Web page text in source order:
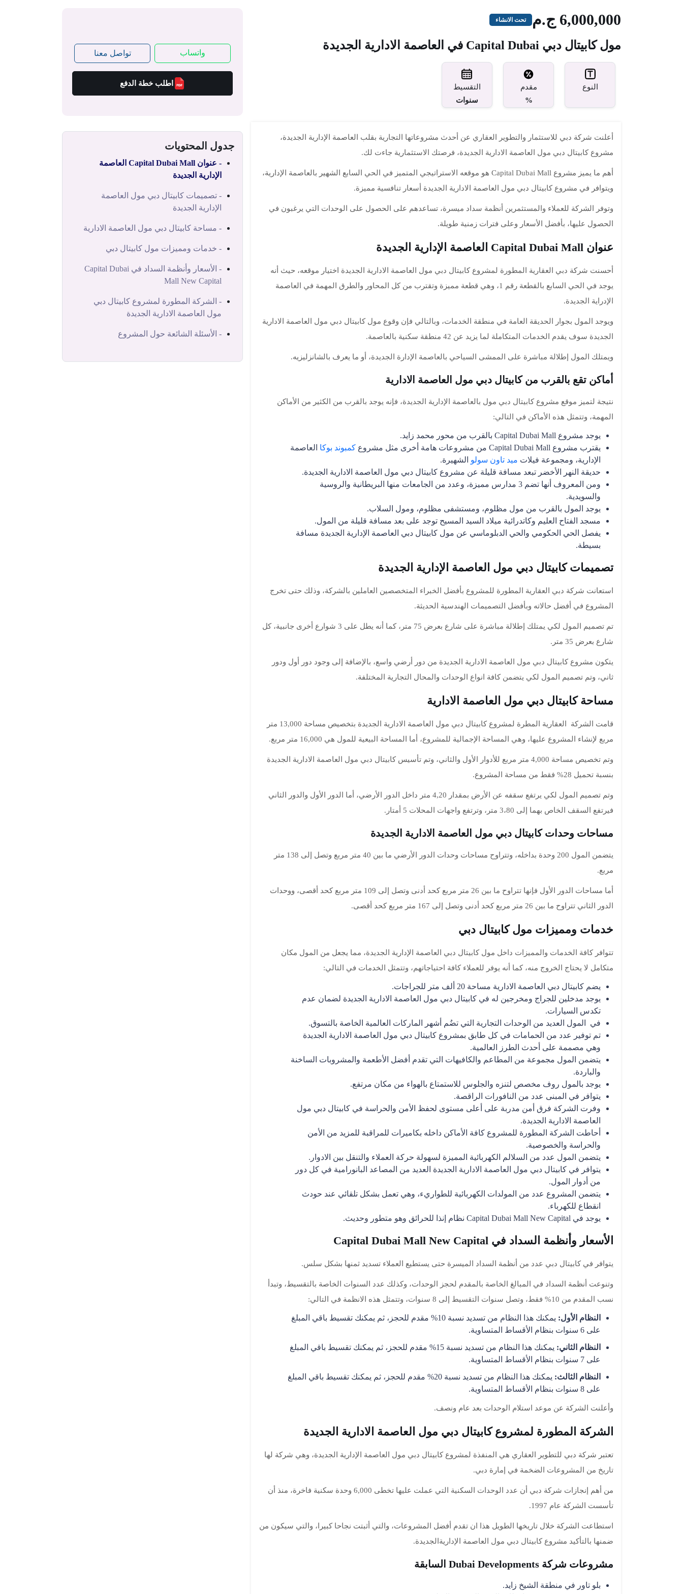
6,000,000 ج.م تحت الانشاء
مول كابيتال دبي Capital Dubai في العاصمة الادارية الجديدة
النوع
مقدم
%
التقسيط
سنوات
أعلنت شركة دبي للاستثمار والتطوير العقاري عن أحدث مشروعاتها التجارية بقلب العاصمة الإدارية الجديدة،
مشروع كابيتال دبي مول العاصمة الادارية الجديدة، فرصتك الاستثمارية جاءت لك.
أهم ما يميز مشروع Capital Dubai Mall هو موقعه الاستراتيجي المتميز في الحي السابع الشهير بالعاصمة الإدارية،
ويتوافر في مشروع كابيتال دبي مول العاصمة الادارية الجديدة أسعار تنافسية مميزة.
وتوفر الشركة للعملاء والمستثمرين أنظمة سداد ميسرة، تساعدهم على الحصول على الوحدات التي يرغبون في
الحصول عليها، بأفضل الأسعار وعلى فترات زمنية طويلة.
عنوان Capital Dubai Mall العاصمة الإدارية الجديدة
أحسنت شركة دبي العقارية المطورة لمشروع كابيتال دبي مول العاصمة الادارية الجديدة اختيار موقعه، حيث أنه
يوجد في الحي السابع بالقطعة رقم 1، وهي قطعة مميزة وتقترب من كل المحاور والطرق المهمة في العاصمة
الإدراية الجديدة.
ويوجد المول بجوار الحديقة العامة في منطقة الخدمات، وبالتالي فإن وقوع مول كابيتال دبي مول العاصمة الادارية
الجديدة سوف يقدم الخدمات المتكاملة لما يزيد عن 42 منطقة سكنية بالعاصمة.
ويمتلك المول إطلالة مباشرة على الممشى السياحي بالعاصمة الإدارة الجديدة، أو ما يعرف بالشانزليزيه.
أماكن تقع بالقرب من كابيتال دبي مول العاصمة الادارية
نتيجة لتميز موقع مشروع كابيتال دبي مول بالعاصمة الإدارية الجديدة، فإنه يوجد بالقرب من الكثير من الأماكن
المهمة، وتتمثل هذه الأماكن في التالي:
يوجد مشروع Capital Dubai Mall بالقرب من محور محمد زايد.
يقترب مشروع Capital Dubai Mall من مشروعات هامة أخرى مثل مشروع
كمبوند بوكا العاصمة
الإدارية، ومجموعة فيلات ميد تاون سولو الشهيرة.
حديقة النهر الأخضر تبعد مسافة قليلة عن مشروع كابيتال دبي مول العاصمة الادارية الجديدة.
ومن المعروف أنها تضم 3 مدارس مميزة، وعدد من الجامعات منها البريطانية والروسية
والسويدية.
يوجد المول بالقرب من مول مظلوم، ومستشفى مظلوم، ومول السلاب.
مسجد الفتاح العليم وكاتدرائية ميلاد السيد المسيح توجد على بعد مسافة قليلة من المول.
يفصل الحي الحكومي والحي الدبلوماسي عن مول كابيتال دبي العاصمة الإدارية الجديدة مسافة
بسيطة.
تصميمات كابيتال دبي مول العاصمة الإدارية الجديدة
استعانت شركة دبي العقارية المطورة للمشروع بأفضل الخبراء المتخصصين العاملين بالشركة، وذلك حتى تخرج
المشروع في أفضل حالاته وبأفضل التصميمات الهندسية الحديثة.
تم تصميم المول لكي يمتلك إطلالة مباشرة على شارع بعرض 75 متر، كما أنه يطل على 3 شوارع أخرى جانبية، كل
شارع بعرض 35 متر.
يتكون مشروع كابيتال دبي مول العاصمة الادارية الجديدة من دور أرضي واسع، بالإضافة إلى وجود دور أول ودور
ثاني، وتم تصميم المول لكي يتضمن كافة انواع الوحدات والمحال التجارية المختلفة.
مساحة كابيتال دبي مول العاصمة الادارية
قامت الشركة العقارية المطرة لمشروع كابيتال دبي مول العاصمة الادارية الجديدة بتخصيص مساحة 13,000 متر
مربع لإنشاء المشروع عليها، وهي المساحة الإجمالية للمشروع، أما المساحة البيعية للمول هي 16,000 متر مربع.
وتم تخصيص مساحة 4,000 متر مربع للأدوار الأول والثاني، وتم تأسيس كابيتال دبي مول العاصمة الادارية الجديدة
بنسبة تحميل 28% فقط من مساحة المشروع.
وتم تصميم المول لكي يرتفع سقفه عن الأرض بمقدار 4,20 متر داخل الدور الأرضي، أما الدور الأول والدور الثاني
فيرتفع السقف الخاص بهما إلى 3،80 متر، وترتفع واجهات المحلات 5 أمتار.
مساحات وحدات كابيتال دبي مول العاصمة الادارية الجديدة
يتضمن المول 200 وحدة بداخله، وتتراوح مساحات وحدات الدور الأرضي ما بين 40 متر مربع وتصل إلى 138 متر
مربع.
أما مساحات الدور الأول فإنها تتراوح ما بين 26 متر مربع كحد أدنى وتصل إلى 109 متر مربع كحد أقصى، ووحدات
الدور الثاني تتراوح ما بين 26 متر مربع كحد أدنى وتصل إلى 167 متر مربع كحد أقصى.
خدمات ومميزات مول كابيتال دبي
تتوافر كافة الخدمات والمميزات داخل مول كابيتال دبي العاصمة الإدارية الجديدة، مما يجعل من المول مكان
متكامل لا يحتاج الخروج منه، كما أنه يوفر للعملاء كافة احتياجاتهم، وتتمثل الخدمات في التالي:
يضم كابيتال دبي العاصمة الادارية مساحة 20 ألف متر للجراجات.
يوجد مدخلين للجراج ومخرجين له في كابيتال دبي مول العاصمة الادارية الجديدة لضمان عدم
تكدس السيارات.
في المول العديد من الوحدات التجارية التي تضُم أشهر الماركات العالمية الخاصة بالتسوق.
تم توفير عدد من الحمامات في كل طابق بمشروع كابيتال دبي مول العاصمة الادارية الجديدة
وهي مصممة على أحدث الطرز العالمية.
يتضمن المول مجموعة من المطاعم والكافيهات التي تقدم أفضل الأطعمة والمشروبات الساخنة
والباردة.
يوجد بالمول روف مخصص لتنزه والجلوس للاستمتاع بالهواء من مكان مرتفع.
يتوافر في المبنى عدد من النافورات الراقصة.
وفرت الشركة فرق أمن مدربة على أعلى مستوى لحفظ الأمن والحراسة في كابيتال دبي مول
العاصمة الادارية الجديدة.
أحاطت الشركة المطورة للمشروع كافة الأماكن داخله بكاميرات للمراقبة للمزيد من الأمن
والحراسة والخصوصية.
يتضمن المول عدد من السلالم الكهربائية المميزة لسهولة حركة العملاء والتنقل بين الادوار.
يتوافر في كابيتال دبي مول العاصمة الادارية الجديدة العديد من المصاعد البانورامية في كل دور
من أدوار المول.
يتضمن المشروع عدد من المولدات الكهربائية للطواريء، وهي تعمل بشكل تلقائي عند حودث
انقطاع للكهرباء.
يوجد في Capital Dubai Mall New Capital نظام إنذا للحرائق وهو متطور وحديث.
الأسعار وأنظمة السداد في Capital Dubai Mall New Capital
يتوافر في كابيتال دبي عدد من أنظمة السداد الميسرة حتى يستطيع العملاء تسديد ثمنها بشكل سلس.
وتنوعت أنظمة السداد في المبالغ الخاصة بالمقدم لحجز الوحدات، وكذلك عدد السنوات الخاصة بالتقسيط، وتبدأ
نسب المقدم من 10% فقط، وتصل سنوات التقسيط إلى 8 سنوات، وتتمثل هذه الانظمة في التالي:
النظام الأول:
يمكنك هذا النظام من تسديد نسبة 10% مقدم للحجز، ثم يمكنك تقسيط باقي المبلغ
على 6 سنوات بنظام الأقساط المتساوية.
النظام الثاني:
يمكنك هذا النظام من تسديد نسبة 15% مقدم للحجز، ثم يمكنك تقسيط باقي المبلغ
على 7 سنوات بنظام الأقساط المتساوية.
النظام الثالث:
يمكنك هذا النظام من تسديد نسبة 20% مقدم للحجز، ثم يمكنك تقسيط باقي المبلغ
على 8 سنوات بنظام الأقساط المتساوية.
وأعلنت الشركة عن موعد استلام الوحدات بعد عام ونصف.
الشركة المطورة لمشروع كابيتال دبي مول العاصمة الادارية الجديدة
تعتبر شركة دبي للتطوير العقاري هي المنفذة لمشروع كابيتال دبي مول العاصمة الإدارية الجديدة، وهي شركة لها
تاريخ من المشروعات الضخمة في إمارة دبي.
من أهم إنجازات شركة دبي أن عدد الوحدات السكنية التي عملت عليها تخطى 6,000 وحدة سكنية فاخرة، منذ أن
تأسست الشركة عام 1997.
استطاعت الشركة خلال تاريخها الطويل هذا ان تقدم أفضل المشروعات، والتي أثبتت نجاحا كبيرا، والتي سيكون من
ضمنها بالتأكيد مشروع كابيتال دبي مول العاصمة الإداريةالجديدة.
مشروعات شركة Dubai Developments السابقة
بلو تاور في منطقة الشيخ زايد.
واتساب تواصل معنا
اطلب خطة الدفع
جدول المحتويات
- عنوان Capital Dubai Mall العاصمة
الإدارية الجديدة
- تصميمات كابيتال دبي مول العاصمة
الإدارية الجديدة
- مساحة كابيتال دبي مول العاصمة الادارية
- خدمات ومميزات مول كابيتال دبي
- الأسعار وأنظمة السداد في Capital Dubai
Mall New Capital
- الشركة المطورة لمشروع كابيتال دبي
مول العاصمة الادارية الجديدة
- الأسئلة الشائعة حول المشروع